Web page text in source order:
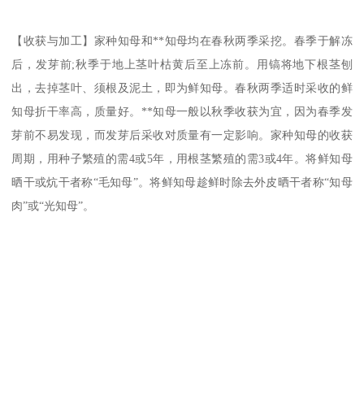
【收获与加工】家种知母和**知母均在春秋两季采挖。春季于解冻
后，发芽前;秋季于地上茎叶枯黄后至上冻前。用镐将地下根茎刨
出，去掉茎叶、须根及泥土，即为鲜知母。春秋两季适时采收的鲜
知母折干率高，质量好。**知母一般以秋季收获为宜，因为春季发
芽前不易发现，而发芽后采收对质量有一定影响。家种知母的收获
周期，用种子繁殖的需4或5年，用根茎繁殖的需3或4年。将鲜知母
晒干或炕干者称“毛知母”。将鲜知母趁鲜时除去外皮晒干者称“知母
肉”或“光知母”。